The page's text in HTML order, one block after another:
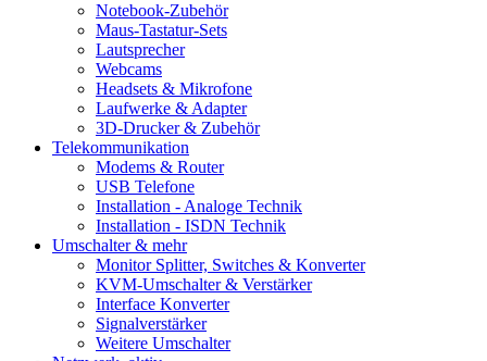
Notebook-Zubehör
Maus-Tastatur-Sets
Lautsprecher
Webcams
Headsets & Mikrofone
Laufwerke & Adapter
3D-Drucker & Zubehör
Telekommunikation
Modems & Router
USB Telefone
Installation - Analoge Technik
Installation - ISDN Technik
Umschalter & mehr
Monitor Splitter, Switches & Konverter
KVM-Umschalter & Verstärker
Interface Konverter
Signalverstärker
Weitere Umschalter